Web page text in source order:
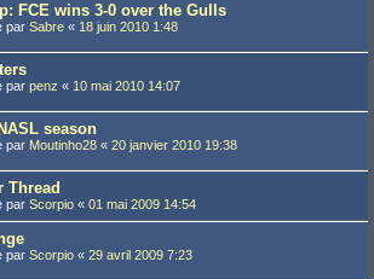
FCE wins 3-0 over the Gulls
par Sabre « 18 juin 2010 1:48
par penz « 10 mai 2010 14:07
season
par Moutinho28 « 20 janvier 2010 19:38
Thread
par Scorpio « 01 mai 2009 14:54
par Scorpio « 29 avril 2009 7:23